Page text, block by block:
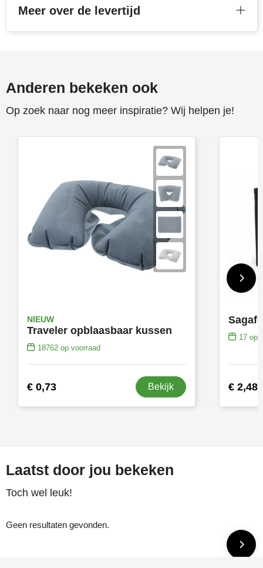
Waterman
Meer over de levertijd
Anderen bekeken ook
Op zoek naar nog meer inspiratie? Wij helpen je!
NIEUW
Traveler opblaasbaar kussen
18762op voorraad
€ 0,73 Bekijk
17op
€ 2,48
Laatst door jou bekeken
Toch wel leuk!
Geen resultaten gevonden.